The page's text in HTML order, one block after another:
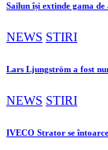
Sailun își extinde gama
NEWS STIRI
Lars Ljungström a fost
NEWS STIRI
IVECO Strator se întoarce